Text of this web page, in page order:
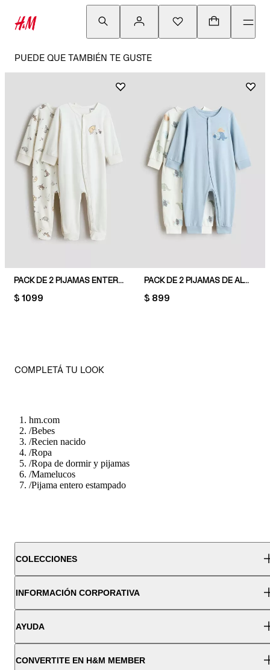
PUEDE QUE TAMBIÉN TE GUSTE
PACK DE 2 PIJAMAS ENTEROS CON PIES CUBIERTOS
PRICE:
$ 1099
PACK DE 2 PIJAMAS DE ALGODÓN CON DISEÑO ESTAMPADO
PRICE:
$ 899
COMPLETÁ TU LOOK
hm.com
/Bebes
/Recien nacido
/Ropa
/Ropa de dormir y pijamas
/Mamelucos
/Pijama entero estampado
COLECCIONES
INFORMACIÓN CORPORATIVA
AYUDA
CONVERTITE EN H&M MEMBER